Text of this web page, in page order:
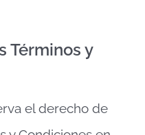
Términos y
el derecho de